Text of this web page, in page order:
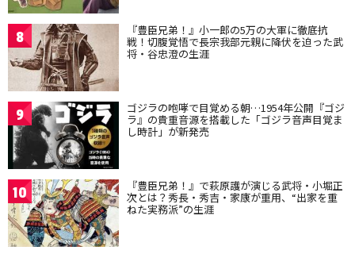
8 『豊臣兄弟！』小一郎の5万の大軍に徹底抗
戦！切腹覚悟で長宗我部元親に降伏を迫った武
将・谷忠澄の生涯
9 ゴジラの咆哮で目覚める朝…1954年公開『ゴジ
ラ』の貴重音源を搭載した「ゴジラ音声目覚ま
し時計」が新発売
10 『豊臣兄弟！』で萩原護が演じる武将・小堀正
次とは？秀長・秀吉・家康が重用、“出家を重
ねた実務派”の生涯